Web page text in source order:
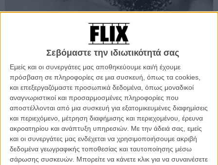
Σεβόμαστε την ιδιωτικότητά σας
Εμείς και οι συνεργάτες μας αποθηκεύουμε και/ή έχουμε
πρόσβαση σε πληροφορίες σε μια συσκευή, όπως τα cookies,
και επεξεργαζόμαστε προσωπικά δεδομένα, όπως μοναδικοί
αναγνωριστικοί και προσαρμοσμένες πληροφορίες που
αποστέλλονται από μια συσκευή για εξατομικευμένες διαφημίσεις
και περιεχόμενο, μέτρηση διαφήμισης και περιεχομένου, έρευνα
ακροατηρίου και ανάπτυξη υπηρεσιών. Με την άδειά σας, εμείς
και οι συνεργάτες μας ενδέχεται να χρησιμοποιήσουμε ακριβή
δεδομένα γεωγραφικής τοποθεσίας και ταυτοποίησης μέσω
σάρωσης συσκευών. Μπορείτε να κάνετε κλικ για να συναινέσετε
Στα τέλη της δεκαετίας του 1950 εγκατέλειψε την υποκριτική, ενώ η
ίδια είχε παραδεχτεί πως ποτέ δεν ήταν το φλέγον όνειρό της να
γίνει ηθοποιός, ωστόσο βρέθηκε να διαχειρίζεται για πολλά χρόνια
τη σόλο παράσταση της μητέρας της στο Λας Βέγκας καθώς και τις
παγκόσμιες περιοδείες της.